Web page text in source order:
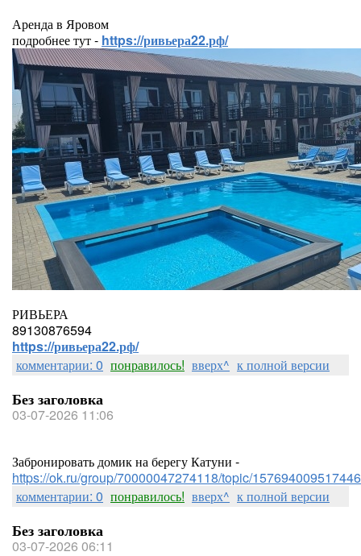
Аренда в Яровом
подробнее тут - https://ривьера22.рф/
РИВЬЕРА
89130876594
https://ривьера22.рф/
комментарии: 0 понравилось! вверх^ к полной версии
Без заголовка
03-07-2026 11:06
Забронировать домик на берегу Катуни -
https://ok.ru/group/70000047274118/topic/157694009517446
комментарии: 0 понравилось! вверх^ к полной версии
Без заголовка
03-07-2026 06:11